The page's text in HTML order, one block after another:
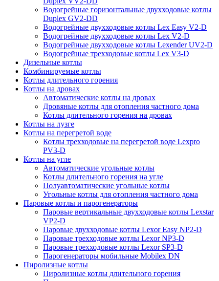
Водогрейные горизонтальные двухходовые котлы
Duplex GV2-DD
Водогрейные двухходовые котлы Lex Easy V2-D
Водогрейные двухходовые котлы Lex V2-D
Водогрейные двухходовые котлы Lexender UV2-D
Водогрейные трехходовые котлы Lex V3-D
Дизельные котлы
Комбинируемые котлы
Котлы длительного горения
Котлы на дровах
Автоматические котлы на дровах
Дровяные котлы для отопления частного дома
Котлы длительного горения на дровах
Котлы на лузге
Котлы на перегретой воде
Котлы трехходовые на перегретой воде Lexpro
PV3-D
Котлы на угле
Автоматические угольные котлы
Котлы длительного горения на угле
Полуавтоматические угольные котлы
Угольные котлы для отопления частного дома
Паровые котлы и парогенераторы
Паровые вертикальные двухходовые котлы Lexstar
VP2-D
Паровые двухходовые котлы Lexor Easy NP2-D
Паровые трехходовые котлы Lexor NP3-D
Паровые трехходовые котлы Lexor SP3-D
Парогенераторы мобильные Mobilex DN
Пиролизные котлы
Пиролизные котлы длительного горения